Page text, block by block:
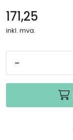
171,25
inkl. mva.
-